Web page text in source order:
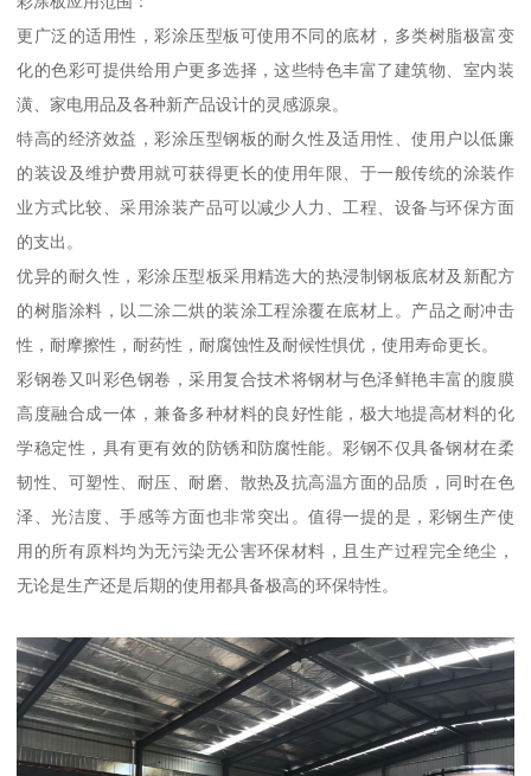
更广泛的适用性，彩涂压型板可使用不同的底材，多类树脂极富变
化的色彩可提供给用户更多选择，这些特色丰富了建筑物、室内装
潢、家电用品及各种新产品设计的灵感源泉。
特高的经济效益，彩涂压型钢板的耐久性及适用性、使用户以低廉
的装设及维护费用就可获得更长的使用年限、于一般传统的涂装作
业方式比较、采用涂装产品可以减少人力、工程、设备与环保方面
的支出。
优异的耐久性，彩涂压型板采用精选大的热浸制钢板底材及新配方
的树脂涂料，以二涂二烘的装涂工程涂覆在底材上。产品之耐冲击
性，耐摩擦性，耐药性，耐腐蚀性及耐候性惧优，使用寿命更长。
彩钢卷又叫彩色钢卷，采用复合技术将钢材与色泽鲜艳丰富的腹膜
高度融合成一体，兼备多种材料的良好性能，极大地提高材料的化
学稳定性，具有更有效的防锈和防腐性能。彩钢不仅具备钢材在柔
韧性、可塑性、耐压、耐磨、散热及抗高温方面的品质，同时在色
泽、光洁度、手感等方面也非常突出。值得一提的是，彩钢生产使
用的所有原料均为无污染无公害环保材料，且生产过程完全绝尘，
无论是生产还是后期的使用都具备极高的环保特性。